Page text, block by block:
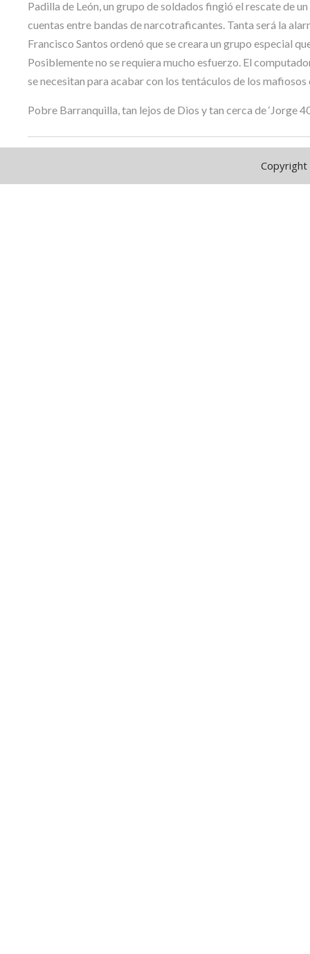
Padilla de León, un grupo de soldados fingió el rescate de
cuentas entre bandas de narcotraficantes. Tanta será la
Francisco Santos ordenó que se creara un grupo especial
Posiblemente no se requiera mucho esfuerzo. El
se necesitan para acabar con los tentáculos de los
Pobre Barranquilla, tan lejos de Dios y tan cerca de ‘Jorge
Copyright